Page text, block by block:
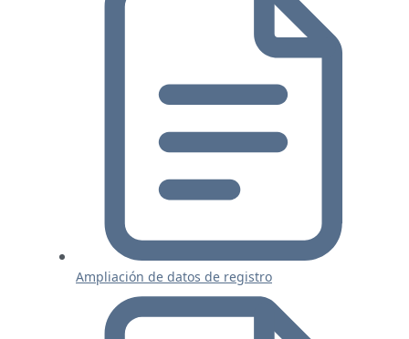
Ampliación de datos de registro